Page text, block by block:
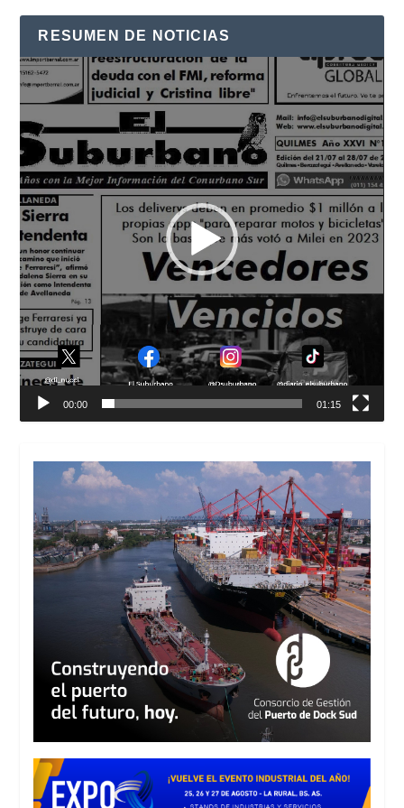
RESUMEN DE NOTICIAS
Reproductor
de
vídeo
00:00 01:15